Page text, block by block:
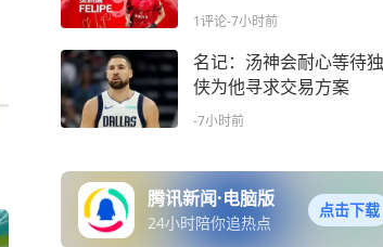
1评论-7小时前
名记：汤神会耐心等待
侠为他寻求交易方案
-7小时前
腾讯新闻·电脑版
24小时陪你追热点
点击下载